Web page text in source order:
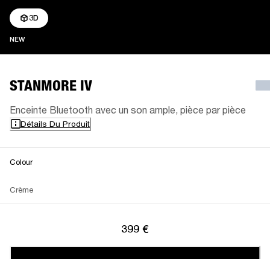
NEWNEW
3D
STANMORE IV
Enceinte Bluetooth avec un son ample, pièce par pièce
Détails Du Produit
Colour
Crème
399 €